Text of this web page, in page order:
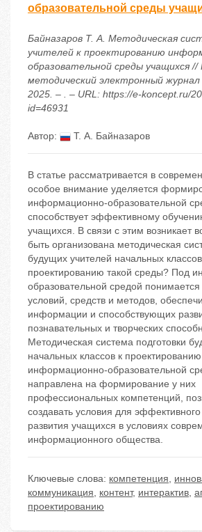
образовательной среды
Байназаров Т. А. Методическая
учителей к проектированию
образовательной среды учащихся //
методический электронный
2025. – . – URL: https://e-koncept.ru/
id=46931
Автор: Т. А. Байназаров
В статье рассматривается в
особое внимание уделяется
информационно-образовательной
способствует эффективному
учащихся. В связи с этим возникает
быть организована методическая
будущих учителей начальных
проектированию такой среды? Под
образовательной средой
условий, средств и методов,
информации и способствующих
познавательных и творческих
Методическая система подготовки
начальных классов к проектированию
информационно-образовательной
направлена на формирование у них
профессиональных компетенций,
создавать условия для
развития учащихся в условиях
информационного общества.
Ключевые слова: компетенция,
коммуникация, контент, интерактив,
проектированию